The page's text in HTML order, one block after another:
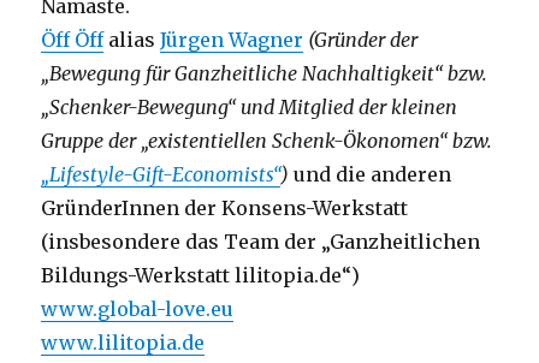
Namaste.
Öff ÖffaliasJürgen Wagner (Gründer der
„Bewegung für Ganzheitliche Nachhaltigkeit“ bzw.
„Schenker-Bewegung“ und Mitglied der kleinen
Gruppe der „existentiellen Schenk-Ökonomen“ bzw.
„Lifestyle-Gift-Economists“) und die anderen
GründerInnen der Konsens-Werkstatt
(insbesondere das Team der „Ganzheitlichen
Bildungs-Werkstatt lilitopia.de“)
www.global-love.eu
www.lilitopia.de